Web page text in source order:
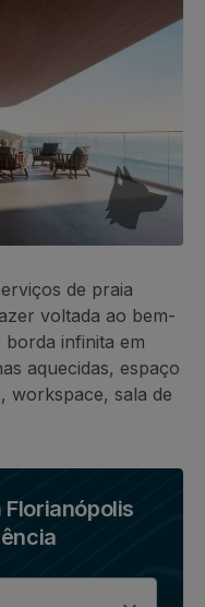
de praia
voltada ao bem-
borda infinita em
aquecidas, espaço
workspace, sala de